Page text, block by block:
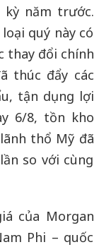
kỳ năm trước.
quý này có
thay đổi chính
thúc đẩy các
tận dụng lợi
6/8, tồn kho
thổ Mỹ đã
so với cùng
của Morgan
Phi – quốc